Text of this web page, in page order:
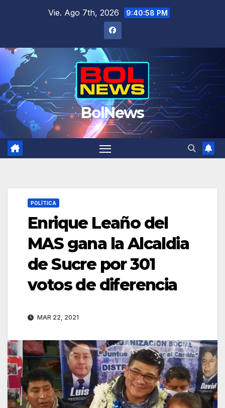
Vie. Ago 7th, 2026 9:40:58 PM
BolNews
POLÍTICA
Enrique Leaño del
MAS gana la Alcaldia
de Sucre por 301
votos de diferencia
MAR 22, 2021